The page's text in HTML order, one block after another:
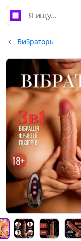
Вибраторы